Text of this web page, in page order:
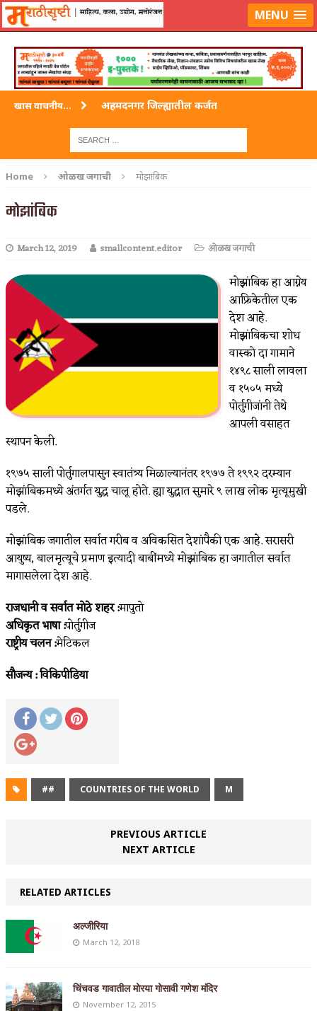
लॉग-इन करा|लेखक नोंदणी करा MENU
खास वाचनीय... अहमदनगर जिल्ह्यातील कर्जत
अहमदपूर – लातूर जिल्ह्यातील महत्त्वाचे शहर
Home ओळख जगाची मोझांबिक
मोझांबिक
March 12, 2019 smallcontent.editor ओळख जगाची
मोझांबिक हा आग्नेय
आफ्रिकेतील एक
देश आहे.
मोझांबिकचा शोध
वास्को दा गामाने
१४९८ साली लावला
व १५०५ मध्ये
पोर्तुगीजांनी तेथे
आपली वसाहत
स्थापन केली.
१९७५ साली पोर्तुगालपासुन स्वातंत्र्य मिळाल्यानंतर १९७७ ते १९९२ दरम्यान
मोझांबिकमध्ये अंतर्गत युद्ध चालू होते. ह्या युद्धात सुमारे ९ लाख लोक मृत्यूमुखी
पडले.
मोझांबिक जगातील सर्वात गरीब व अविकसित देशांपैकी एक आहे. सरासरी
आयुष्य, बालमृत्यूचे प्रमाण इत्यादी बाबींमध्ये मोझांबिक हा जगातील सर्वात
मागासलेला देश आहे.
राजधानी व सर्वात मोठे शहर :मापुतो
अधिकृत भाषा :पोर्तुगीज
राष्ट्रीय चलन :मेटिकल
सौजन्य : विकिपीडिया
## COUNTRIES OF THE WORLD M
PREVIOUS ARTICLE
NEXT ARTICLE
RELATED ARTICLES
अल्जीरिया
March 12, 2018
चिंचवड गावातील मोरया गोसावी गणेश मंदिर
November 12, 2015